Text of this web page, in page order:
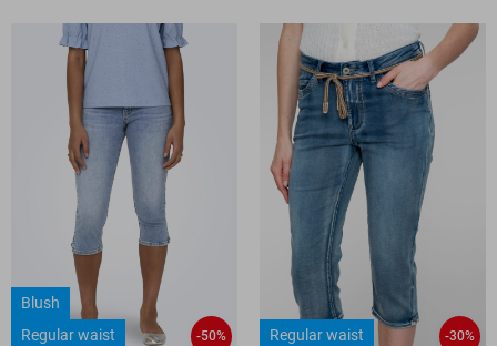
Blush
Regular waist
-50% Regular waist -30%